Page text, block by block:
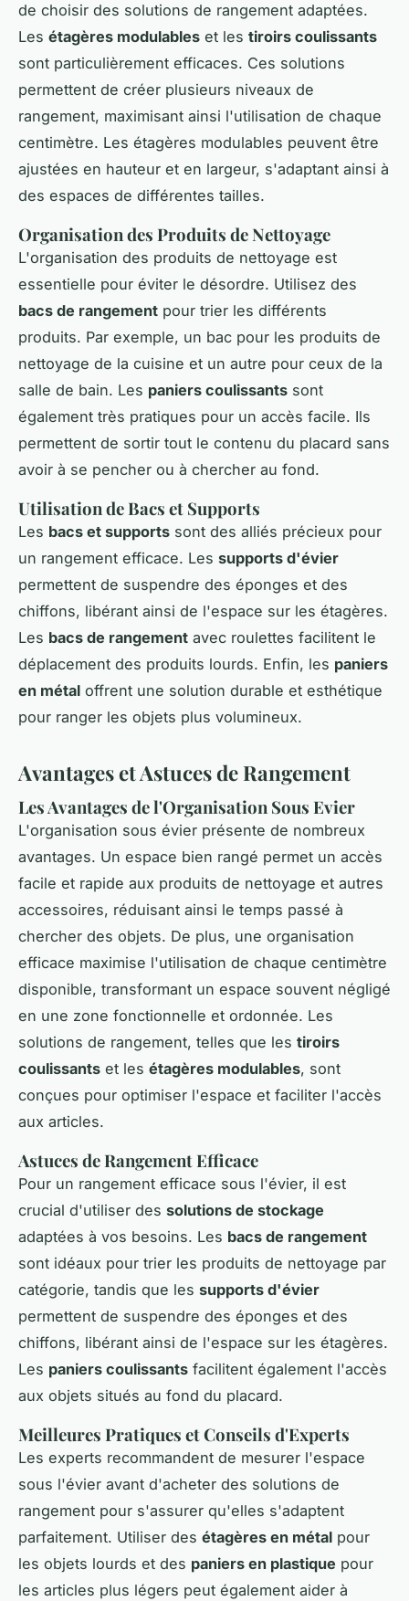
de choisir des solutions de rangement adaptées.
Les étagères modulables et les tiroirs coulissants
sont particulièrement efficaces. Ces solutions
permettent de créer plusieurs niveaux de
rangement, maximisant ainsi l'utilisation de chaque
centimètre. Les étagères modulables peuvent être
ajustées en hauteur et en largeur, s'adaptant ainsi à
des espaces de différentes tailles.
Organisation des Produits de Nettoyage
L'organisation des produits de nettoyage est
essentielle pour éviter le désordre. Utilisez des
bacs de rangement pour trier les différents
produits. Par exemple, un bac pour les produits de
nettoyage de la cuisine et un autre pour ceux de la
salle de bain. Les paniers coulissants sont
également très pratiques pour un accès facile. Ils
permettent de sortir tout le contenu du placard sans
avoir à se pencher ou à chercher au fond.
Utilisation de Bacs et Supports
Les bacs et supports sont des alliés précieux pour
un rangement efficace. Les supports d'évier
permettent de suspendre des éponges et des
chiffons, libérant ainsi de l'espace sur les étagères.
Les bacs de rangement avec roulettes facilitent le
déplacement des produits lourds. Enfin, les paniers
en métal offrent une solution durable et esthétique
pour ranger les objets plus volumineux.
Avantages et Astuces de Rangement
Les Avantages de l'Organisation Sous Evier
L'organisation sous évier présente de nombreux
avantages. Un espace bien rangé permet un accès
facile et rapide aux produits de nettoyage et autres
accessoires, réduisant ainsi le temps passé à
chercher des objets. De plus, une organisation
efficace maximise l'utilisation de chaque centimètre
disponible, transformant un espace souvent négligé
en une zone fonctionnelle et ordonnée. Les
solutions de rangement, telles que les tiroirs
coulissants et les étagères modulables, sont
conçues pour optimiser l'espace et faciliter l'accès
aux articles.
Astuces de Rangement Efficace
Pour un rangement efficace sous l'évier, il est
crucial d'utiliser des solutions de stockage
adaptées à vos besoins. Les bacs de rangement
sont idéaux pour trier les produits de nettoyage par
catégorie, tandis que les supports d'évier
permettent de suspendre des éponges et des
chiffons, libérant ainsi de l'espace sur les étagères.
Les paniers coulissants facilitent également l'accès
aux objets situés au fond du placard.
Meilleures Pratiques et Conseils d'Experts
Les experts recommandent de mesurer l'espace
sous l'évier avant d'acheter des solutions de
rangement pour s'assurer qu'elles s'adaptent
parfaitement. Utiliser des étagères en métal pour
les objets lourds et des paniers en plastique pour
les articles plus légers peut également aider à